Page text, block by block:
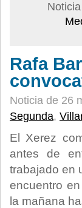
Rafa
Noticia de 26
Segunda,
El Xerez
antes de
trabajado en
encuentro
la mañana